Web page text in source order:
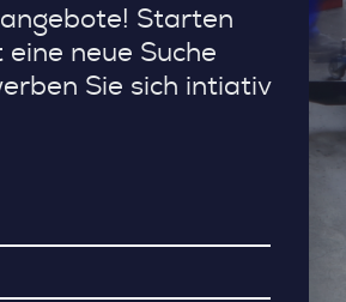
Starten
eine neue Suche
Sie sich intiativ